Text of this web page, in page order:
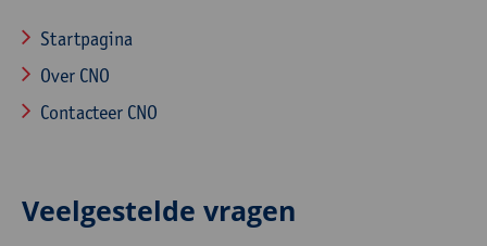
Startpagina
Over CNO
Contacteer CNO
Veelgestelde vragen